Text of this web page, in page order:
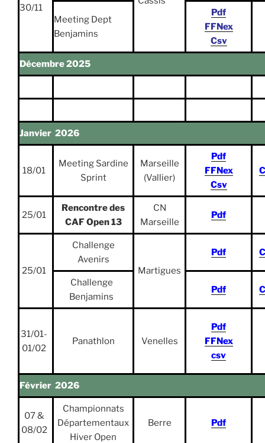
30/11
Meeting Dept
Benjamins
Pdf
FFNex
Csv
Décembre 2025
Janvier 2026
18/01
Meeting Sardine
Sprint
Marseille
(Vallier)
Pdf
FFNex
Csv
25/01
Rencontre des
CAF Open 13
CN
Marseille
Pdf
25/01
Challenge
Avenirs
Martigues
Pdf
Challenge
Benjamins
Pdf
31/01-
01/02
Panathlon Venelles
Pdf
FFNex
csv
Février 2026
07 &
08/02
Championnats
Départementaux
Hiver Open
Berre Pdf